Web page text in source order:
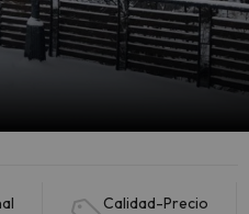
Calidad-Precio